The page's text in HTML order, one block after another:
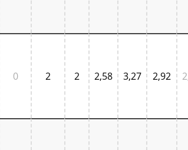
0 2 2 2,58 3,27 2,92